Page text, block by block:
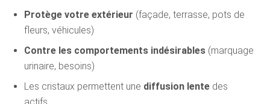
Protège votre extérieur (façade, terrasse, pots de
fleurs, véhicules)
Contre les comportements indésirables (marquage
urinaire, besoins)
Les cristaux permettent une diffusion lente des